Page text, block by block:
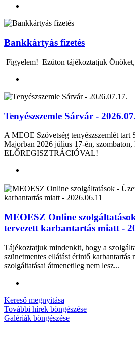
Bankkártyás fizetés
Figyelem! Ezúton tájékoztatjuk
Tenyészszemle Sárvár -
A MEOE Szövetség tenyészszemlét tart
Majorban 2026 július 17-én, szombaton,
ELŐREGISZTRÁCIÓVAL!
MEOESZ Online
tervezett karbantartás miatt -
Tájékoztatjuk mindenkit, hogy a
szünetmentes ellátást érintő
szolgáltatásai átmenetileg nem lesz...
Kereső megnyitása
További hírek böngészése
Galériák böngészése